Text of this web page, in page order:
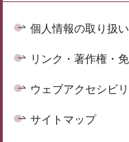
個人情報の取り扱
リンク・著作権・
ウェブアクセシビ
サイトマップ